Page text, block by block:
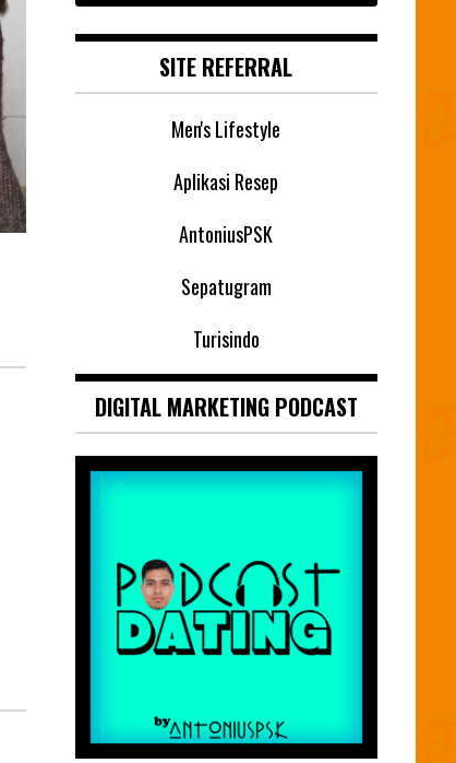
SITE REFERRAL
Men's Lifestyle
Aplikasi Resep
AntoniusPSK
Sepatugram
Turisindo
DIGITAL MARKETING PODCAST